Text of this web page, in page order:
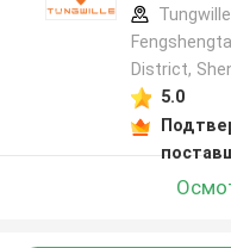
District,
5.0